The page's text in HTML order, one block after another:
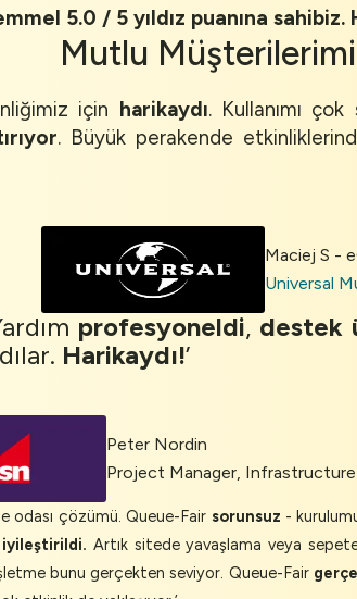
5.0 / 5 yıldız puanına
Mutlu
için harikaydı. Kullanımı
. Büyük perakende
Maciej S -
Universal
profesyoneldi, destek
Harikaydı!’
Peter Nordin
Project Manager,
odası çözümü. Queue-Fair sorunsuz -
Artık sitede yavaşlama veya
bunu gerçekten seviyor. Queue-Fair